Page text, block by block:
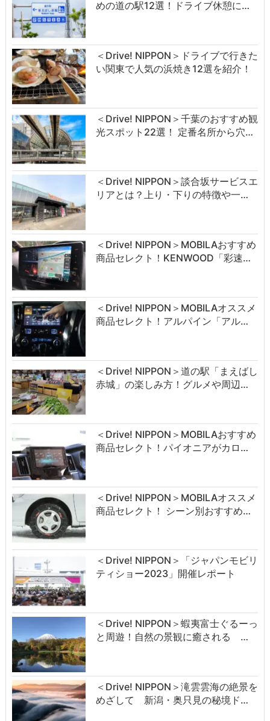
めの道の駅12選！ドライブ休憩に…
＜Drive! NIPPON＞ドライブで行きた
い関東で人気の浜焼き12選を紹介！
＜Drive! NIPPON＞千葉のおすすめ観
光スポット22選！ 定番名所から穴…
＜Drive! NIPPON＞談合坂サービスエ
リアとは？上り・下りの特徴や一…
＜Drive! NIPPON＞MOBILAおすすめ
商品セレクト！KENWOOD「彩速…
＜Drive! NIPPON＞MOBILAオススメ
商品セレクト！アルパイン「アル…
＜Drive! NIPPON＞道の駅「まえばし
赤城」の楽しみ方！グルメや周辺…
＜Drive! NIPPON＞MOBILAおすすめ
商品セレクト！パイオニアがカロ…
＜Drive! NIPPON＞MOBILAオススメ
商品セレクト！ シーン別おすすめ…
＜Drive! NIPPON＞「ジャパンモビリ
ティショー2023」開催レポート
＜Drive! NIPPON＞蝦夷富士ぐるーっ
と周遊！自然の景観に癒される …
＜Drive! NIPPON＞滝雲雲海の絶景を
めざして 新潟・奥只見の秘境ド…